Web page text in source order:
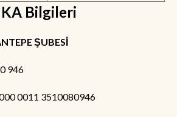
Bilgileri
ŞUBESİ
946
0011 3510080946